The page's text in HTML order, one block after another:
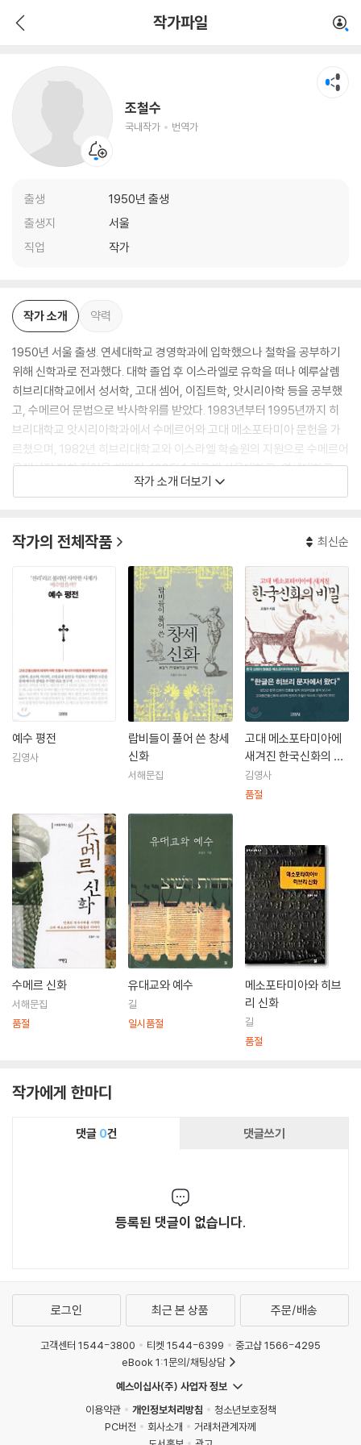
작가파일
조철수
국내작가 번역가
출생
1950년 출생
출생지
서울
직업
작가
작가 소개 약력
1950년 서울 출생. 연세대학교 경영학과에 입학했으나 철학을 공부하기
위해 신학과로 전과했다. 대학 졸업 후 이스라엘로 유학을 떠나 예루살렘
히브리대학교에서 성서학, 고대 셈어, 이집트학, 앗시리아학 등을 공부했
고, 수메르어 문법으로 박사학위를 받았다. 1983년부터 1995년까지 히
브리대학교 앗시리아학과에서 수메르어와 고대 메소포타미아 문헌을 가
르쳤으며, 1982년 히브리대학교와 이스라엘 학술원의 지원으로 수메르어
용례사전 편찬 작업을 해왔다. 1995년 귀국해 서울대학교, 연세대학교,
장신대학교 등에서 고대 근동문헌, 이스라엘 종교사, 유대교 문헌, 악카드
국내 유일, 세계에서 열한 번째 앗시리아학 박사 학위 취득자인 저자는 앗
시리아, 바빌론, 수메르, 이집트로 대표되는 고대 근동문명 연구자로서 예
수 당시의 문헌 자료를 통해 신격화된 예수가 아닌, 인간 예수의 일대를 조
명하는 데 부단한 노력을 기울이고 있다.
지은 책으로 『고대 메소포타미아에 새겨진 한국신화의 비밀』, 『유대교와
예수』, 『메소포타미아와 히브리 신화』(2003년 문화관광부 우수도서),
『사람이 없었다 신神도 없었다』, 『랍비들이 풀어쓴 창세신화』(2009년 대
학민국학술원 우수학술도서)가 있고, 근동 지역의 고대 문헌을 한국어로
옮기고 해제를 붙인 『잠언 미드라쉬』, 『수메르 신화』(2005년 대한민국학
술원 우수학술도서), 『선조들의 어록』, 『사해 문헌1』 등의 편역서를 냈다.
작가 소개 더보기
작가의 전체작품 최신순
예수 평전
김영사
랍비들이 풀어 쓴 창세
신화
서해문집
고대 메소포타미아에
새겨진 한국신화의 비
밀
김영사
품절
수메르 신화
서해문집
품절
유대교와 예수
길
일시품절
메소포타미아와 히브
리 신화
길
품절
작가에게 한마디
댓글 0건 댓글쓰기
등록된 댓글이 없습니다.
로그인 최근 본 상품 주문/배송
고객센터 1544-3800 티켓 1544-6399
중고샵 1566-4295
eBook 1:1문의/채팅상담
예스이십사(주) 사업자 정보
이용약관
개인정보처리방침
청소년보호정책
PC버전
회사소개
거래처관계자께